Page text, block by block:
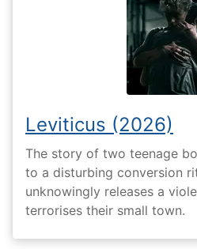
Leviticus (2026)
The story of two teenage
to a disturbing conversion
unknowingly releases a
terrorises their small town.